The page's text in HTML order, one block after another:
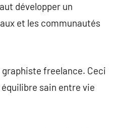
développer un
et les communautés
freelance. Ceci
sain entre vie